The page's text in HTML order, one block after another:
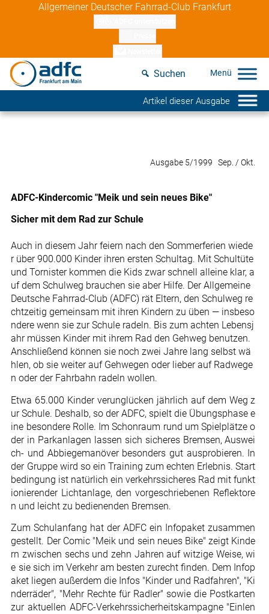
Allgemeiner Deutscher Fahrrad-Club Frankfurt
Suchen
Artikel dieser Ausgabe
Ausgabe 5/1999 Sep. / Okt.
ADFC-Kindercomic "Meik und sein neues Bike"
Sicher mit dem Rad zur Schule
Auch in diesem Jahr feiern nach den Sommerferien wiede
r über 900.000 Kinder ihren ersten Schultag. Mit Schultüte
und Tornister kommen die Kids zwar schnell alleine klar, a
uf dem Schulweg brauchen sie aber Hilfe. Der Allgemeine
Deutsche Fahrrad-Club (ADFC) rät Eltern, den Schulweg re
chtzeitig gemeinsam mit ihren Kindern zu üben — insbeso
ndere wenn sie zur Schule radeln. Bis zum achten Lebensj
ahr müssen Kinder mit ihrem Rad den Gehweg benutzen.
Anschließend können sie noch zwei Jahre lang selbst wä
hlen, ob sie weiter auf Gehwegen oder lieber auf Radwege
n oder der Fahrbahn radeln wollen.
Etwa 65.000 Kinder verunglücken jährlich auf dem Weg z
ur Schule. Deshalb, so der ADFC, spielt die Übungsphase e
ine besondere Rolle. Im Schonraum rund um Spielplätze o
der in Parkanlagen lassen sich sicheres Bremsen, Auswei
ch- und Abbiegemanöver besonders gut ausprobieren. In
der Gruppe wird so ein Training zum echten Erlebnis. Start
bedingung ist natürlich ein verkehrssicheres Rad mit funkt
ionierender Lichtanlage, den vorgeschriebenen Reflektore
n und leicht zu bedienenden Bremsen.
Zum Schulanfang hat der ADFC ein Infopaket zusammen
gestellt. Der Comic "Meik und sein neues Bike" zeigt Kinde
rn zwischen sechs und zehn Jahren auf witzige Weise, wi
e sie sich im Verkehr am besten zurecht finden. Dem Infop
aket liegen außerdem die Infos "Kinder und Radfahren", "Ki
nderräder", "Mehr Rechte für Radler" sowie die Postkarten
zur aktuellen ADFC-Verkehrssicherheitskampagne "Einlen